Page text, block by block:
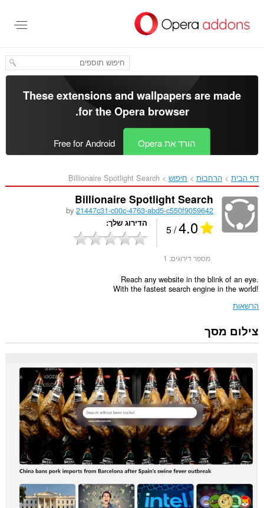
העיקרי
These extensions and wallpapers are made
for theOpera browser
.
הורד את Opera Free for Android
דף הבית הרחבות חיפוש Billionaire Spotlight Search‎
Billionaire Spotlight Search
by21447c31-c00c-4763-abd5-c550f9059642
4.0
/ 5 הדירוג שלך
מספר דירוגים: 1
Reach any website in the blink of an eye.
With the fastest search engine in the world!
הרשאות
הרחבה
זו
למידע
אתרי
האינטרנט.
הרחבה
יכולה
לגשת
ללשוניות
הגלישה
שלך.
צילום מסך